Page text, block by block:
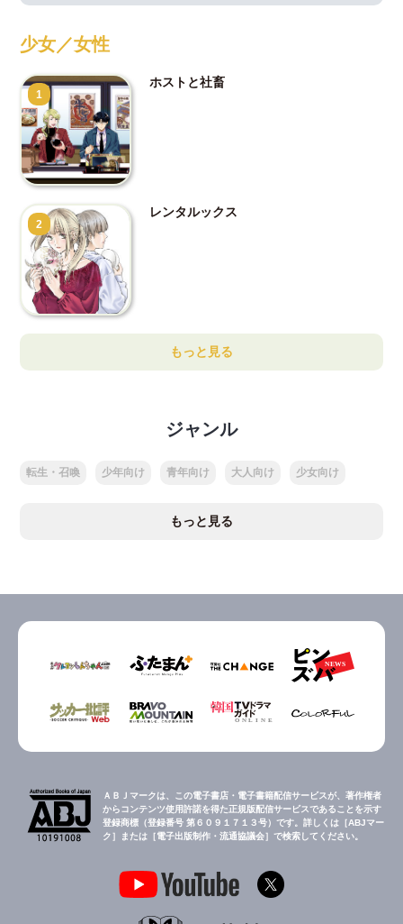
少女／女性
1
ホストと社畜
2
レンタルックス
もっと見る
ジャンル
転生・召喚 少年向け 青年向け 大人向け 少女向け
もっと見る
ＡＢＪマークは、この電子書店・電子書籍配信サービスが、著作権者
からコンテンツ使用許諾を得た正規版配信サービスであることを示す
登録商標（登録番号 第６０９１７１３号）です。詳しくは［ABJマー
ク］または［電子出版制作・流通協議会］で検索してください。